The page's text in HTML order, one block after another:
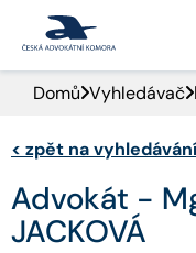
PORTÁL ČAK
DOMŮ
AKTUALITY
Domů Vyhledávač
< zpět na vyhledávání
Advokát -
JACKOVÁ